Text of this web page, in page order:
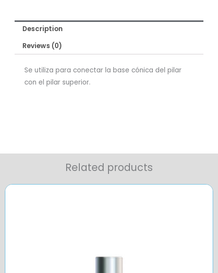
Description
Reviews (0)
Se utiliza para conectar la base cónica del pilar
con el pilar superior.
Related products